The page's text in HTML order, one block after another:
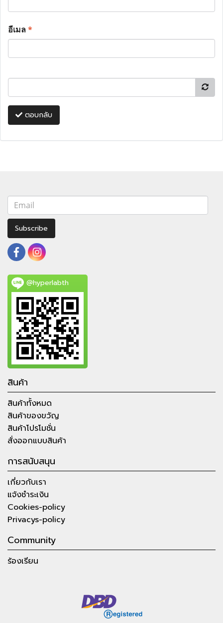
อีเมล*
ตอบกลับ
Subscribe
@hyperlabth
สินค้า
สินค้าทั้งหมด
สินค้าของขวัญ
สินค้าโปรโมชั่น
สั่งออกแบบสินค้า
การสนับสนุน
เกี่ยวกับเรา
แจ้งชำระเงิน
Cookies-policy
Privacys-policy
Community
ร้องเรียน